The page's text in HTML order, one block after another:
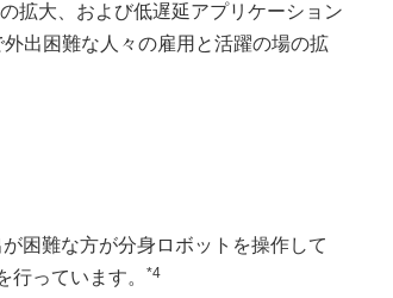
拡大、および低遅延アプリケーション
出困難な人々の雇用と活躍の場の拡
困難な方が分身ロボットを操作して
っています。
*4